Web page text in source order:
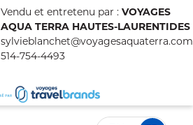
Vendu et entretenu par : VOYAGES
AQUA TERRA HAUTES-LAURENTIDES
sylvieblanchet@voyagesaquaterra.com
514-754-4493